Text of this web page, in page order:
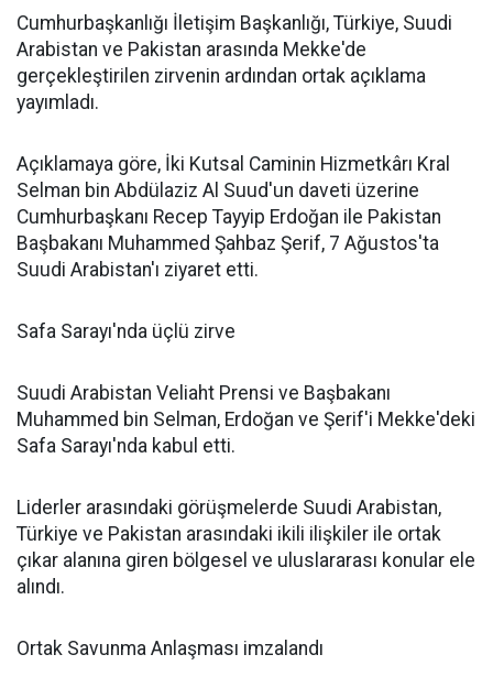
Cumhurbaşkanlığı İletişim Başkanlığı, Türkiye, Suudi
Arabistan ve Pakistan arasında Mekke'de
gerçekleştirilen zirvenin ardından ortak açıklama
yayımladı.
Açıklamaya göre, İki Kutsal Caminin Hizmetkârı Kral
Selman bin Abdülaziz Al Suud'un daveti üzerine
Cumhurbaşkanı Recep Tayyip Erdoğan ile Pakistan
Başbakanı Muhammed Şahbaz Şerif, 7 Ağustos'ta
Suudi Arabistan'ı ziyaret etti.
Safa Sarayı'nda üçlü zirve
Suudi Arabistan Veliaht Prensi ve Başbakanı
Muhammed bin Selman, Erdoğan ve Şerif'i Mekke'deki
Safa Sarayı'nda kabul etti.
Liderler arasındaki görüşmelerde Suudi Arabistan,
Türkiye ve Pakistan arasındaki ikili ilişkiler ile ortak
çıkar alanına giren bölgesel ve uluslararası konular ele
alındı.
Ortak Savunma Anlaşması imzalandı